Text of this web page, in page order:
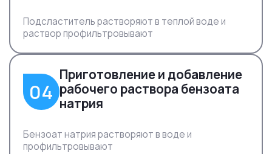
Подсластитель растворяют в теплой воде и
раствор профильтровывают
04
Приготовление и добавление
рабочего раствора бензоата
натрия
Бензоат натрия растворяют в воде и
профильтровывают